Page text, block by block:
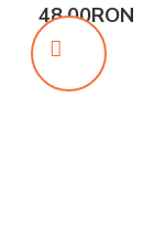
48,00RON